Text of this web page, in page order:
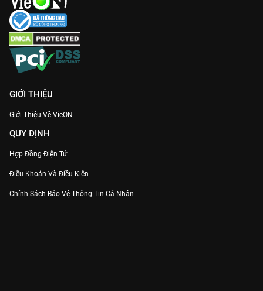
khám phá lại những giá trị văn hóa và tài năng ẩn dật của con
người Việt Nam ngay hôm nay.
GIỚI THIỆU
Giới Thiệu Về VieON
QUY ĐỊNH
Hợp Đồng Điện Tử
Điều Khoản Và Điều Kiện
Chính Sách Bảo Vệ Thông Tin Cá Nhân